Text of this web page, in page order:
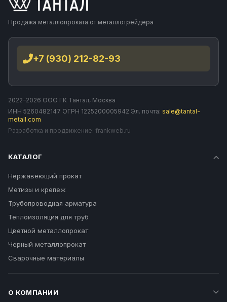
Продажа металлопроката от металлотрейдера
+7 (930) 212-82-93
2022–2026 ООО ГК Тантал, Москва
ИНН 5260482147 ОГРН 1225200005942 Эл. почта: sale@tantal-
metall.com
Разработка и продвижение: frankweb.ru
КАТАЛОГ
Нержавеющий прокат
Метизы и крепеж
Трубопроводная арматура
Теплоизоляция для труб
Цветной металлопрокат
Черный металлопрокат
Сварочные материалы
О КОМПАНИИ